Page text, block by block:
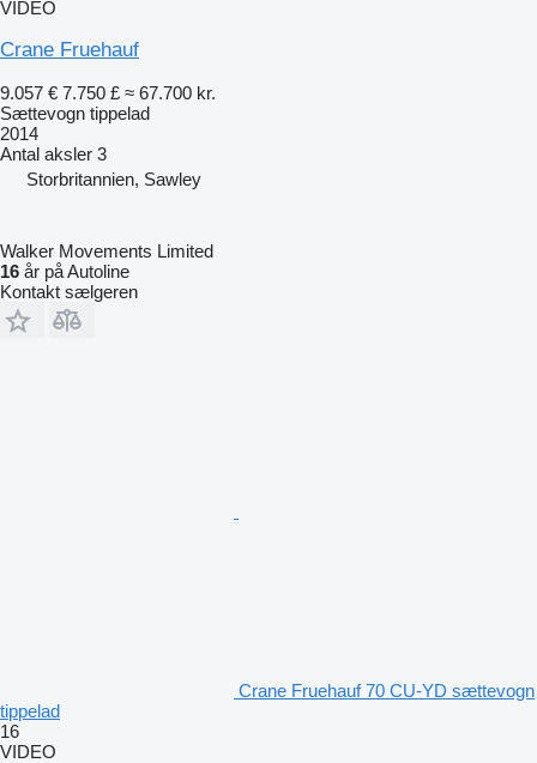
VIDEO
Crane Fruehauf
9.057 € 7.750 £ ≈ 67.700 kr.
Sættevogn tippelad
2014
Antal aksler 3
Storbritannien, Sawley
Walker Movements Limited
16 år på Autoline
Kontakt sælgeren
Crane Fruehauf 70 CU-YD sættevogn
tippelad
16
VIDEO